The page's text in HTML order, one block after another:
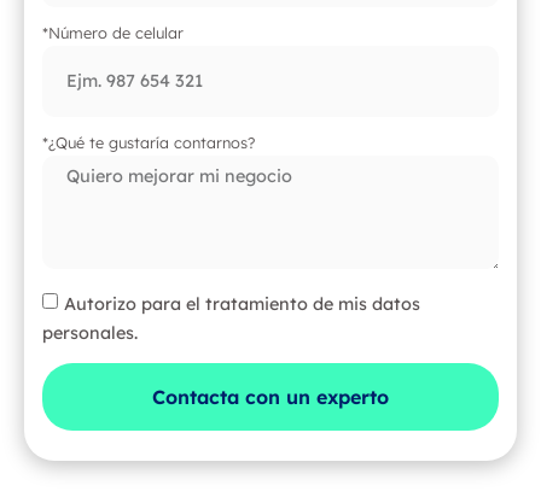
*Número de celular
*¿Qué te gustaría contarnos?
Autorizo para el tratamiento de mis datos
personales.
Contacta con un experto